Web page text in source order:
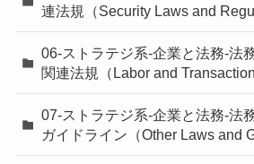
連法規（Security Laws and
06-ストラテジ系-企業と法務-法
関連法規（Labor and
07-ストラテジ系-企業と法務-法
ガイドライン（Other Laws and